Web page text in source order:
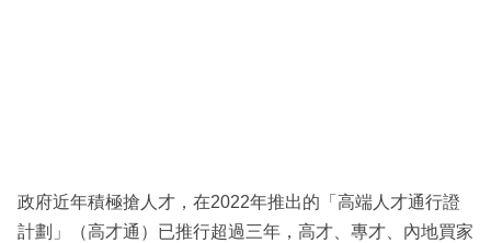
區
政府近年積極搶人才，在2022年推出的「高端人才通行證
計劃」（高才通）已推行超過三年，高才、專才、內地買家